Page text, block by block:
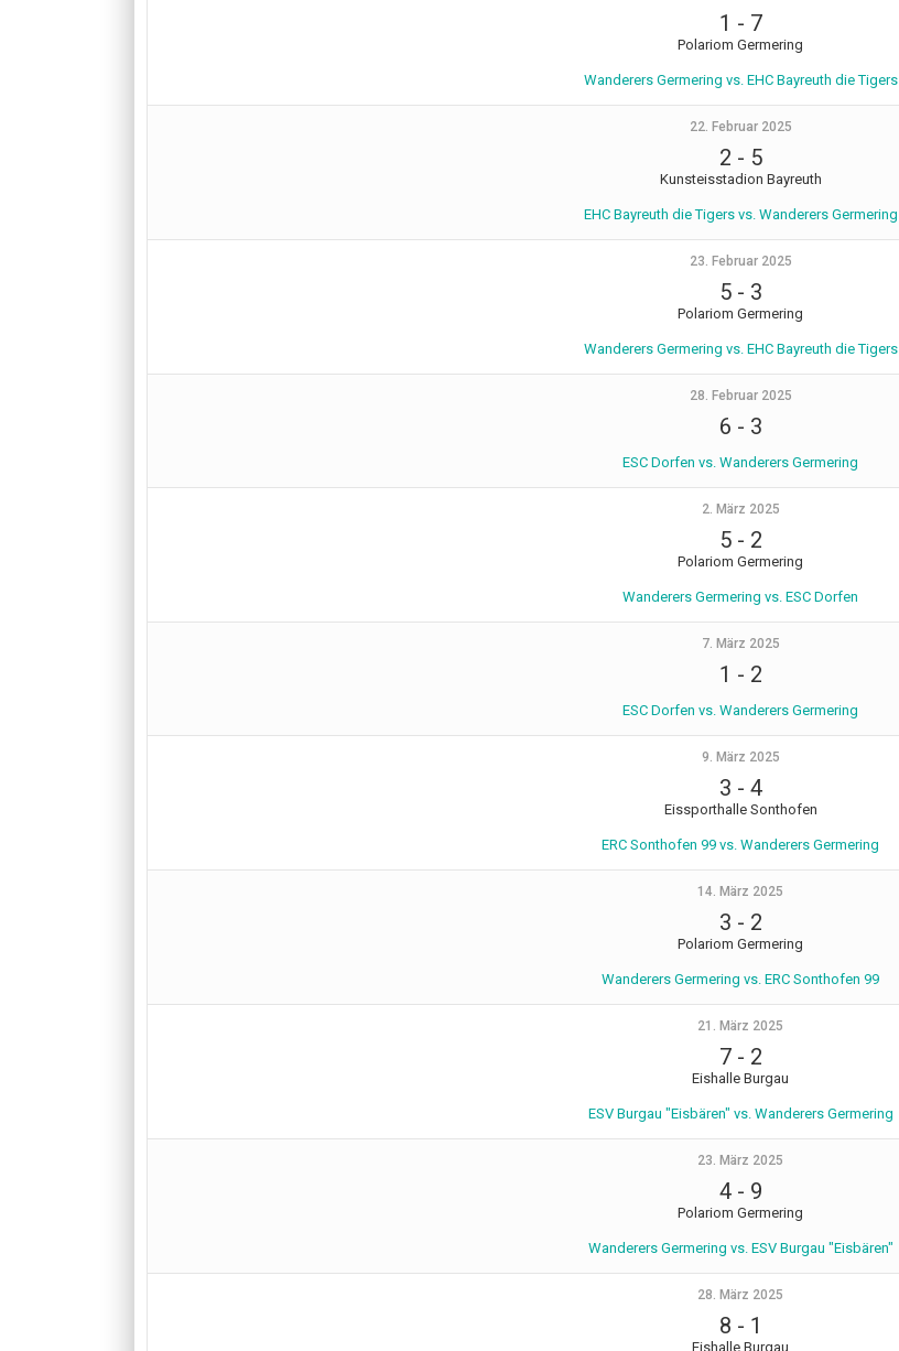
1 - 7
Polariom Germering
Wanderers Germering vs. EHC Bayreuth die Tigers
22. Februar 2025
2 - 5
Kunsteisstadion Bayreuth
EHC Bayreuth die Tigers vs. Wanderers Germering
23. Februar 2025
5- 3
Polariom Germering
Wanderers Germering vs. EHC Bayreuth die Tigers
28. Februar 2025
6 - 3
ESC Dorfen vs. Wanderers Germering
2. März 2025
5- 2
Polariom Germering
Wanderers Germering vs. ESC Dorfen
7. März 2025
1 - 2
ESC Dorfen vs. Wanderers Germering
9. März 2025
3 - 4
Eissporthalle Sonthofen
ERC Sonthofen 99 vs. Wanderers Germering
14. März 2025
3 - 2
Polariom Germering
Wanderers Germering vs. ERC Sonthofen 99
21. März 2025
7- 2
Eishalle Burgau
ESV Burgau "Eisbären" vs. Wanderers Germering
23. März 2025
4- 9
Polariom Germering
Wanderers Germering vs. ESV Burgau "Eisbären"
28. März 2025
8 - 1
Eishalle Burgau